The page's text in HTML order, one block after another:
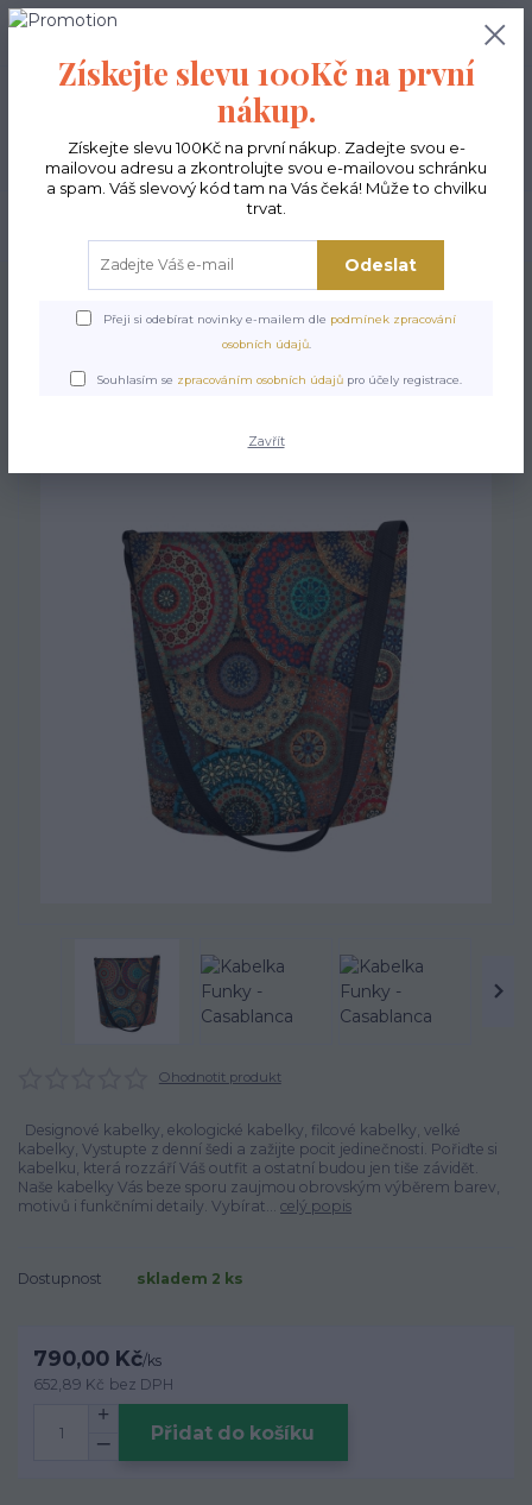
0,00 Kč
Kabelky ekologické Kabelky střední
Kabelka Funky - Casablanca
Ohodnotit produkt
Designové kabelky, ekologické kabelky, filcové kabelky, velké
kabelky, Vystupte z denní šedi a zažijte pocit jedinečnosti. Pořiďte si
kabelku, která rozzáří Váš outfit a ostatní budou jen tiše závidět.
Naše kabelky Vás beze sporu zaujmou obrovským výběrem barev,
motivů i funkčními detaily. Vybírat... celý popis
Dostupnost skladem 2 ks
790,00 Kč/ks
652,89 Kč bez DPH
Přidat do košíku
Získejte slevu 100Kč na první
nákup.
Získejte slevu 100Kč na první nákup. Zadejte svou e-
mailovou adresu a zkontrolujte svou e-mailovou schránku
a spam. Váš slevový kód tam na Vás čeká! Může to chvilku
trvat.
Odeslat
Přeji si odebírat novinky e-mailem dle podmínek zpracování
osobních údajů.
Souhlasím se zpracováním osobních údajů pro účely registrace.
Zavřít